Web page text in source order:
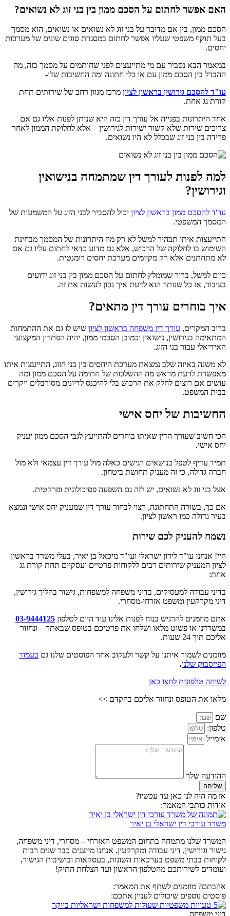
האם אפשר לחתום על הסכם ממון בין בני זוג לא נשואים?
הסכם ממון, בין אם מדובר על בני זוג לא נשואים או נשואים, הוא מסמך
בעל תוקף משפטי שעליו אפשר לחתום במסגרת סוגים שונים של מערכות
יחסים.
במאמר הבא נסביר עם מי מתייעצים לפני שחותמים על מסמך כזה, מה
ההבדל בין הסכם ממון עם או בלי חתונה ומה החשיבות שלו-
עו"ד להסכם גירושין בראשון לציון מרכז מגוון רחב של שירותים תחת
קורת גג אחת.
אחד היתרונות בפנייה אל עורך דין כזה היא שניתן לפנות אליו גם אם
צריכים שירות שלא קשור ישירות לגירושין – אלא לחלוקת הממון לאחר
פרידה בין בני זוג שבכלל לא היו נשואים.
למה לפנות לעורך דין שמתמחה בנישואין
וגירושין?
עו"ד להסכם ממון בראשון לציון יכול להסביר לבני הזוג על המשמעות של
המסמך המשפטי.
התייעצות איתו תבהיר למשל לא רק מה היתרונות של המסמך מבחינת
השימוש בו לחלוקה של הרכוש, אלא גם מדוע כדאי לחתום עליו גם אם
לא מתחתנים אלא רק מקיימים מערכת יחסים רומנטית.
כיום למשל, ברור שמומלץ לחתום על הסכם ממון בין בני זוג ידועים
בציבור, אז כל שנותר הוא לדעת איך נכון לעשות את זה.
איך בוחרים עורך דין מתאים?
ברוב המקרים, עורך דין משפחה בראשון לציון שיש לו גם את ההתמחות
המתאימה בגירושין, נישואין וכמובן הסכמי ממון, יהיה הפתרון המקצועי
האידיאלי עבור בני הזוג.
לא משנה באיזה שלב נמצאת מערכת היחסים בין בני הזוג, התייעצות איתו
מאפשרת לדעת מראש מה ההשלכות של חתימה על הסכם ממון ומה
עושים אם רוצים לחלק את הרכוש בלי להיכנס לדיונים מסורבלים ויקרים
בבית המשפט.
החשיבות של יחס אישי
הכי חשוב שעורך הדין שאיתו בוחרים להתייעץ לגבי הסכם ממון יעניק
יחס אישי.
תמיד עדיף לטפל בנושאים רגישים כאלה מול עורך דין עצמאי ולא מול
חברה גדולה, כי זה מעניק תחושת ביטחון.
אצל בני זוג לא נשואים, יש לזה גם השפעה פסיכולוגית ופרקטית.
אם כך, בשורה התחתונה, רצוי לבחור עורך דין שמעניק יחס אישי ונמצא
בעיר גדולה כמו ראשון לציון.
נשמח להעניק לכם שירות
היי! אנחנו עו"ד לירון ישראלי ועו"ד מיכאל בן יאיר, בעלי משרד בראשון
לציון המעניק שירותים רבים ללקוחות פרטיים ועסקיים תחת קורת גג
אחת:
בדיני עבודה למעסיקים, בדיני משפחה למשפחות, גישור בהליך גירושין,
דיני מקרקעין ומשפט אזרחי-מסחרי.
אתם מוזמנים להרגיש בנוח לפנות אלינו עוד היום לטלפון 03-9444125
במשרדנו או פשוט מלאו ושלחו את פרטיכם בטופס שבאתר – ונחזור
אליכם תוך 24 שעות.
מוזמנים לשמור איתנו על קשר ולעקוב אחר הפוסטים שלנו גם בעמוד
הפייסבוק שלנו.
לשיחה טלפונית לחצו כאן
מלאו את הטופס ונחזור אליכם בהקדם >>
שם
טלפון:
אימייל
ההודעה שלך
שליחה
אז מה היה לנו כאן עד עכשיו?
אודות כותבי המאמר:
משרד עורכי דין ישראלי בן יאיר
המשרד שלנו מתמחה בתחום המשפט האזרחי – מסחרי, דיני משפחה,
גישור וגירושין, דיני עבודה ומקרקעין. אנחנו מייצגים כבר שנים רבות
לקוחות בבתי משפט בערכאות השונות, בעסקאות ובישיבות הגישור,
ועומדים לשירותכם מהטלפון הראשון ועד הצלחת התיק!
אהבתם? מוזמנים לשתף את המאמר:
פוסטים נוספים שיכולים לעניין אתכם: